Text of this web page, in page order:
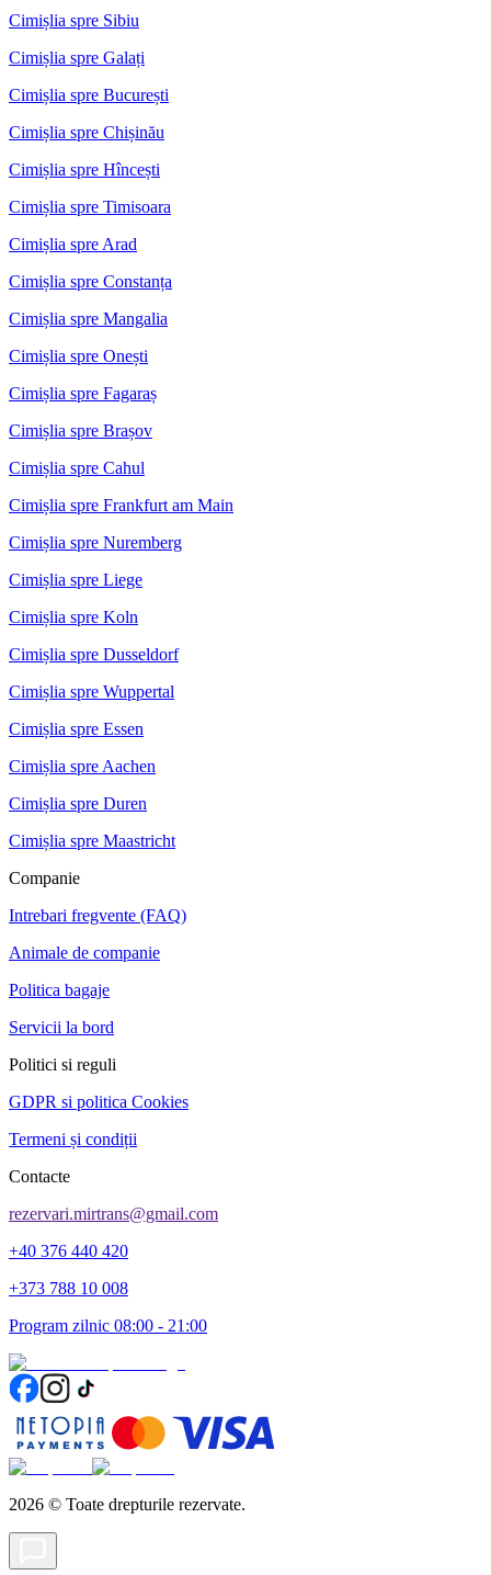
Cimișlia spre Sibiu
Cimișlia spre Galați
Cimișlia spre București
Cimișlia spre Chișinău
Cimișlia spre Hîncești
Cimișlia spre Timisoara
Cimișlia spre Arad
Cimișlia spre Constanța
Cimișlia spre Mangalia
Cimișlia spre Onești
Cimișlia spre Fagaraș
Cimișlia spre Brașov
Cimișlia spre Cahul
Cimișlia spre Frankfurt am Main
Cimișlia spre Nuremberg
Cimișlia spre Liege
Cimișlia spre Koln
Cimișlia spre Dusseldorf
Cimișlia spre Wuppertal
Cimișlia spre Essen
Cimișlia spre Aachen
Cimișlia spre Duren
Cimișlia spre Maastricht
Companie
Intrebari fregvente (FAQ)
Animale de companie
Politica bagaje
Servicii la bord
Politici si reguli
GDPR si politica Cookies
Termeni și condiții
Contacte
rezervari.mirtrans@gmail.com
+40 376 440 420
+373 788 10 008
Program zilnic 08:00 - 21:00
2026 © Toate drepturile rezervate.